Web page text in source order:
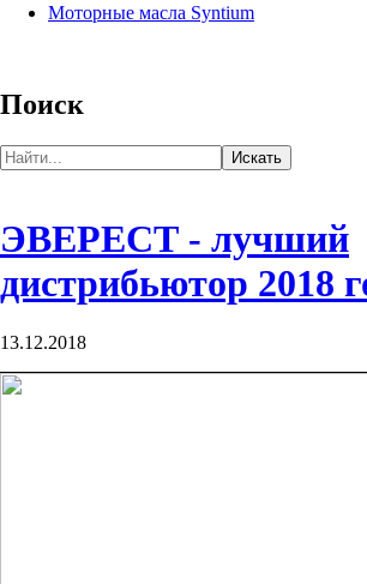
Моторные масла Syntium
Поиск
ЭВЕРЕСТ - лучший
дистрибьютор 2018
13.12.2018